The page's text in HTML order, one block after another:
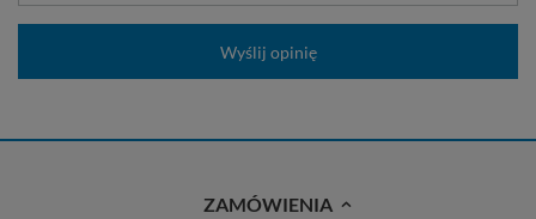
Wyślij opinię
ZAMÓWIENIA